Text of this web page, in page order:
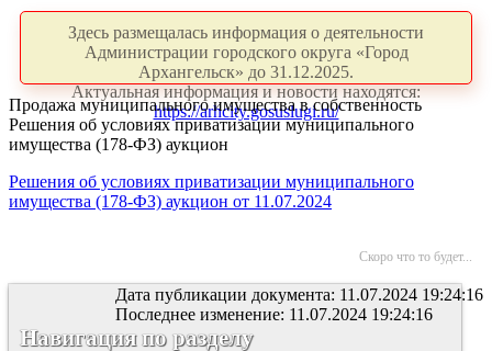
Здесь размещалась информация о деятельности
Администрации городского округа «Город
Архангельск» до 31.12.2025.
Актуальная информация и новости находятся:
https://arhcity.gosuslugi.ru/
Продажа муниципального имущества в собственность
Решения об условиях приватизации муниципального
имущества (178-ФЗ) аукцион
Решения об условиях приватизации муниципального
имущества (178-ФЗ) аукцион от 11.07.2024
Скоро что то будет...
Дата публикации документа: 11.07.2024 19:24:16
Последнее изменение: 11.07.2024 19:24:16
Навигация по разделу